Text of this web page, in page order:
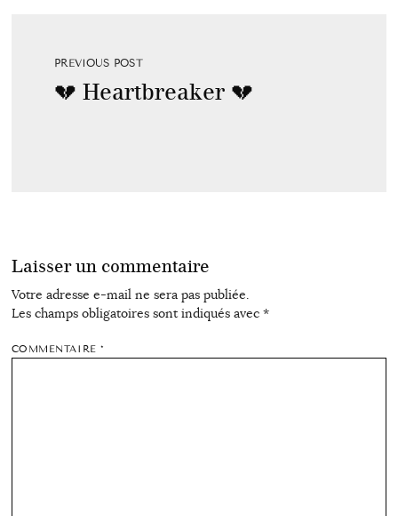
PREVIOUS POST
💔 Heartbreaker 💔
Laisser un commentaire
Votre adresse e-mail ne sera pas publiée.
Les champs obligatoires sont indiqués avec *
COMMENTAIRE*